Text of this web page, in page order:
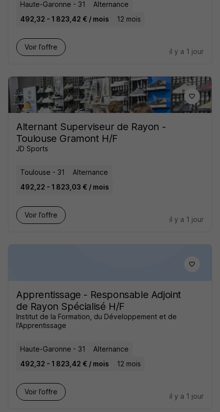
Haute-Garonne - 31
Alternance
492,32 - 1 823,42 € / mois
12 mois
Voir l’offre
il y a 1 jour
Alternant Superviseur de Rayon -
Toulouse Gramont H/F
JD Sports
Toulouse - 31
Alternance
492,22 - 1 823,03 € / mois
Voir l’offre
il y a 1 jour
Apprentissage - Responsable Adjoint
de Rayon Spécialisé H/F
Institut de la Formation, du Développement et de
l'Apprentissage
Haute-Garonne - 31
Alternance
492,32 - 1 823,42 € / mois
12 mois
Voir l’offre
il y a 1 jour